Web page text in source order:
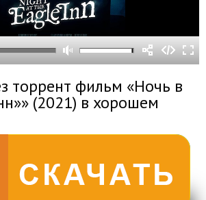
торрент фильм «Ночь в
(2021) в хорошем